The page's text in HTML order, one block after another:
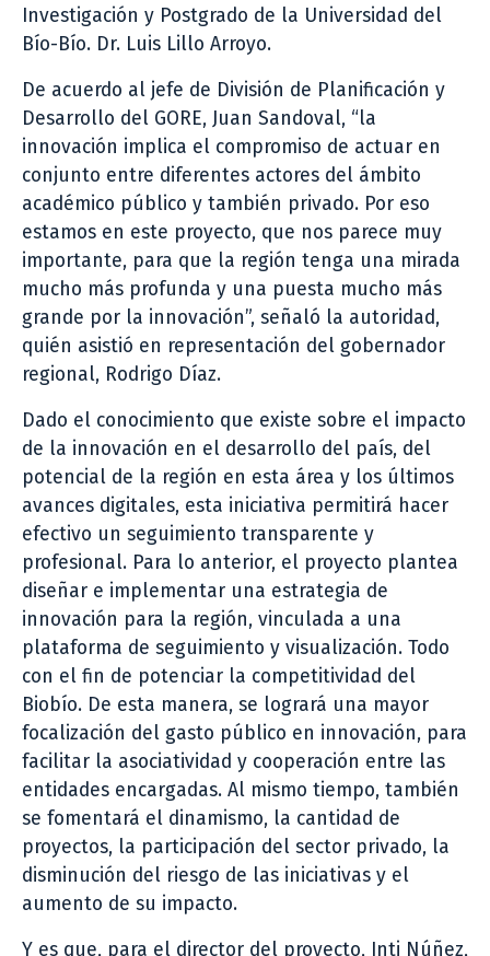
Investigación y Postgrado de la Universidad del
Bío-Bío. Dr. Luis Lillo Arroyo.
De acuerdo al jefe de División de Planificación y
Desarrollo del GORE, Juan Sandoval, “la
innovación implica el compromiso de actuar en
conjunto entre diferentes actores del ámbito
académico público y también privado. Por eso
estamos en este proyecto, que nos parece muy
importante, para que la región tenga una mirada
mucho más profunda y una puesta mucho más
grande por la innovación”, señaló la autoridad,
quién asistió en representación del gobernador
regional, Rodrigo Díaz.
Dado el conocimiento que existe sobre el impacto
de la innovación en el desarrollo del país, del
potencial de la región en esta área y los últimos
avances digitales, esta iniciativa permitirá hacer
efectivo un seguimiento transparente y
profesional. Para lo anterior, el proyecto plantea
diseñar e implementar una estrategia de
innovación para la región, vinculada a una
plataforma de seguimiento y visualización. Todo
con el fin de potenciar la competitividad del
Biobío. De esta manera, se logrará una mayor
focalización del gasto público en innovación, para
facilitar la asociatividad y cooperación entre las
entidades encargadas. Al mismo tiempo, también
se fomentará el dinamismo, la cantidad de
proyectos, la participación del sector privado, la
disminución del riesgo de las iniciativas y el
aumento de su impacto.
Y es que, para el director del proyecto, Inti Núñez,